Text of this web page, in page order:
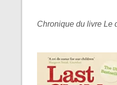
Chronique du livre Le